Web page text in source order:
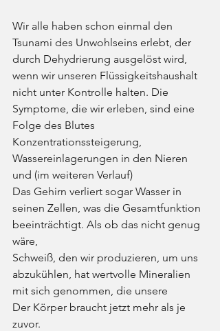
Wir alle haben schon einmal den
Tsunami des Unwohlseins erlebt, der
durch Dehydrierung ausgelöst wird,
wenn wir unseren Flüssigkeitshaushalt
nicht unter Kontrolle halten. Die
Symptome, die wir erleben, sind eine
Folge des Blutes
Konzentrationssteigerung,
Wassereinlagerungen in den Nieren
und (im weiteren Verlauf)
Das Gehirn verliert sogar Wasser in
seinen Zellen, was die Gesamtfunktion
beeinträchtigt. Als ob das nicht genug
wäre,
Schweiß, den wir produzieren, um uns
abzukühlen, hat wertvolle Mineralien
mit sich genommen, die unsere
Der Körper braucht jetzt mehr als je
zuvor.